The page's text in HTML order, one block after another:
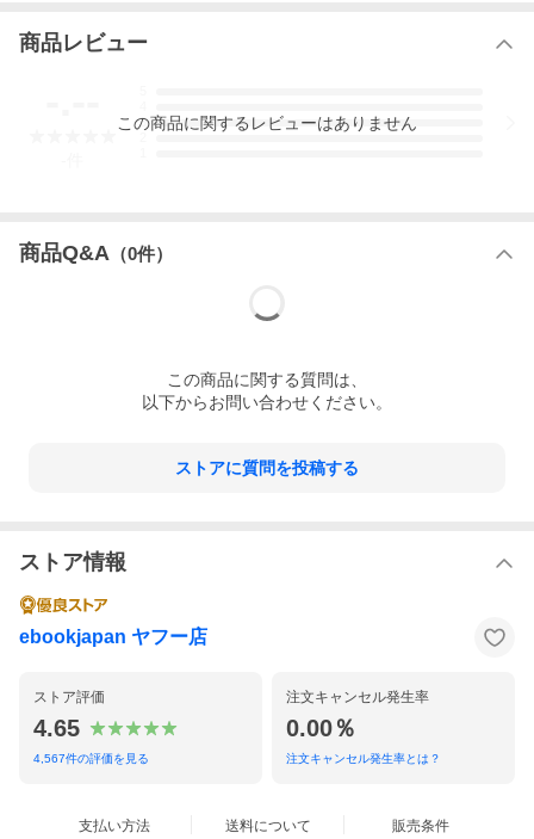
商品レビュー
3
この商品に関するレビューはありません
商品Q&A （0件）
この商品に関する質問は、
以下からお問い合わせください。
ストアに質問を投稿する
ストア情報
ebookjapan ヤフー店
ストア評価
4.65
4,567件の評価を見る
注文キャンセル発生率
0.00％
注文キャンセル発生率とは？
支払い方法 送料について 販売条件